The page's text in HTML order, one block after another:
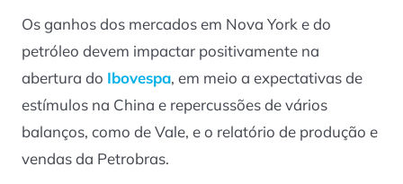
Os ganhos dos mercados em Nova York e do
petróleo devem impactar positivamente na
abertura do Ibovespa, em meio a expectativas de
estímulos na China e repercussões de vários
balanços, como de Vale, e o relatório de produção e
vendas da Petrobras.